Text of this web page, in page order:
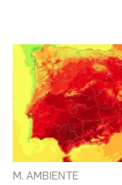
M. AMBIENTE